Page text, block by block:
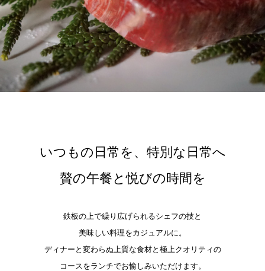
いつもの日常を、特別な日常へ
贅の午餐と悦びの時間を
鉄板の上で繰り広げられるシェフの技と
美味しい料理をカジュアルに。
ディナーと変わらぬ上質な食材と極上クオリティの
コースをランチでお愉しみいただけます。